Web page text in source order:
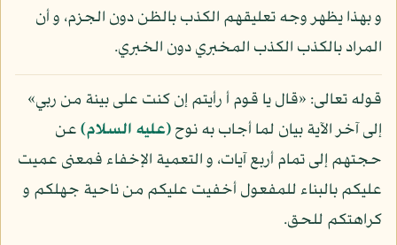
و بهذا يظهر وجه تعليقهم الكذب بالظن دون الجزم، و أن
المراد بالكذب الكذب المخبري دون الخبري.
قوله تعالى: «قال يا قوم أ رأيتم إن كنت على بينة من ربي»
إلى آخر الآية بيان لما أجاب به نوح(عليه السلام)عن
حجتهم إلى تمام أربع آيات، و التعمية الإخفاء فمعنى عميت
عليكم بالبناء للمفعول أخفيت عليكم من ناحية جهلكم و
كراهتكم للحق.